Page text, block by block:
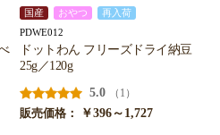
国産 おやつ 再入荷
PDWE012
ドットわん フリーズドライ納豆
25g／120g
5.0
（1）
販売価格：
￥396～1,727